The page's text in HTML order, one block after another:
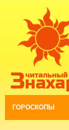
ГОРОСКОПЫ